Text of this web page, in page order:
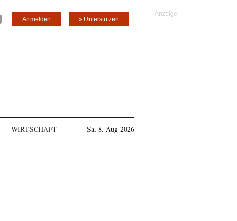
» Unterstützen
Anmelden
WIRTSCHAFT Sa, 8. Aug 2026